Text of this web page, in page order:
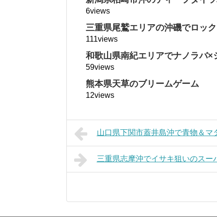
6views
三重県尾鷲エリアの沖磯でロッ
111views
和歌山県南紀エリアでナノラバ×
59views
熊本県天草のブリームゲーム
12views
山口県下関市蓋井島沖で青物＆
三重県志摩沖でイサキ狙いのスー